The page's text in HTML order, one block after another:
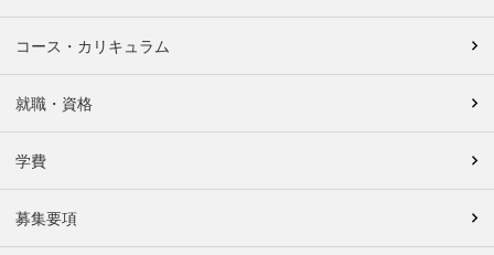
コース・カリキュラム
就職・資格
学費
募集要項